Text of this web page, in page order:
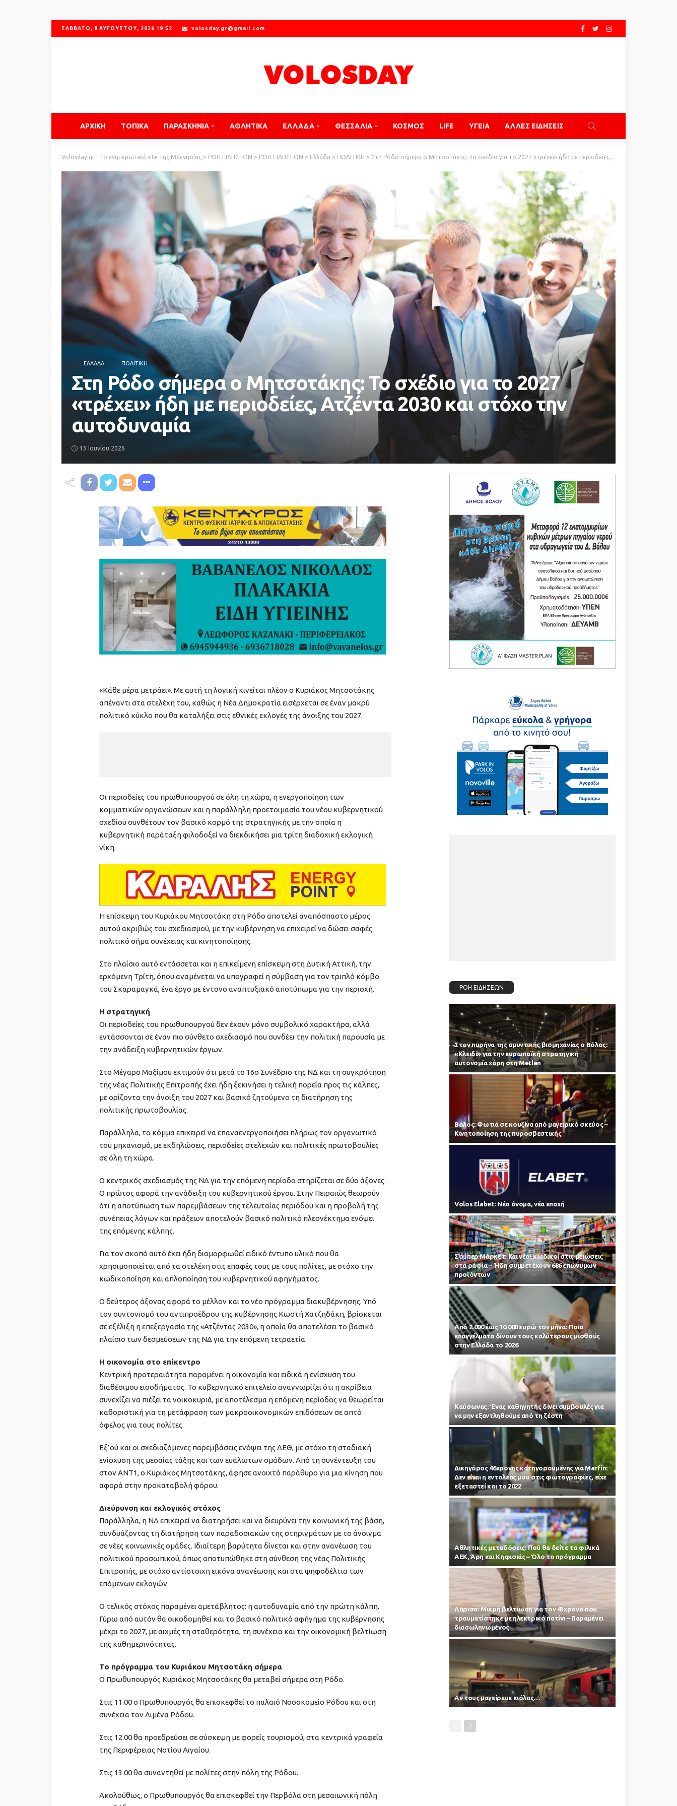
ΣΆΒΒΑΤΟ, 8 ΑΥΓΟΎΣΤΟΥ, 2026 19:52 volosday.gr@gmail.com
ΑΡΧΙΚΗ ΤΟΠΙΚΑ ΠΑΡΑΣΚΗΝΙΑ ΑΘΛΗΤΙΚΑ ΕΛΛΑΔΑ ΘΕΣΣΑΛΙΑ ΚΟΣΜΟΣ LIFE ΥΓΕΙΑ ΑΛΛΕΣ ΕΙΔΗΣΕΙΣ
Volosday.gr - Το ενημερωτικό site της Μαγνησίας > ΡΟΗ ΕΙΔΗΣΕΩΝ > ΡΟΗ ΕΙΔΗΣΕΩΝ > Ελλάδα > ΠΟΛΙΤΙΚΗ > Στη Ρόδο σήμερα ο Μητσοτάκης: Το σχέδιο για το 2027 «τρέχει» ήδη με περιοδείες, Ατζέντα 2030 και στόχο την αυτοδυναμία
ΕΛΛΆΔΑ ΠΟΛΙΤΙΚΗ
Στη Ρόδο σήμερα ο Μητσοτάκης: Το σχέδιο για το 2027
«τρέχει» ήδη με περιοδείες, Ατζέντα 2030 και στόχο την
αυτοδυναμία
13 Ιουνίου 2026
«Κάθε μέρα μετράει». Με αυτή τη λογική κινείται πλέον ο Κυριάκος Μητσοτάκης
απέναντι στα στελέχη του, καθώς η Νέα Δημοκρατία εισέρχεται σε έναν μακρύ
πολιτικό κύκλο που θα καταλήξει στις εθνικές εκλογές της άνοιξης του 2027.
Οι περιοδείες του πρωθυπουργού σε όλη τη χώρα, η ενεργοποίηση των
κομματικών οργανώσεων και η παράλληλη προετοιμασία του νέου κυβερνητικού
σχεδίου συνθέτουν τον βασικό κορμό της στρατηγικής με την οποία η
κυβερνητική παράταξη φιλοδοξεί να διεκδικήσει μια τρίτη διαδοχική εκλογική
νίκη.
Η επίσκεψη του Κυριάκου Μητσοτάκη στη Ρόδο αποτελεί αναπόσπαστο μέρος
αυτού ακριβώς του σχεδιασμού, με την κυβέρνηση να επιχειρεί να δώσει σαφές
πολιτικό σήμα συνέχειας και κινητοποίησης.
Στο πλαίσιο αυτό εντάσσεται και η επικείμενη επίσκεψη στη Δυτική Αττική, την
ερχόμενη Τρίτη, όπου αναμένεται να υπογραφεί η σύμβαση για τον τριπλό κόμβο
του Σκαραμαγκά, ένα έργο με έντονο αναπτυξιακό αποτύπωμα για την περιοχή.
Η στρατηγική
Οι περιοδείες του πρωθυπουργού δεν έχουν μόνο συμβολικό χαρακτήρα, αλλά
εντάσσονται σε έναν πιο σύνθετο σχεδιασμό που συνδέει την πολιτική παρουσία με
την ανάδειξη κυβερνητικών έργων.
Στο Μέγαρο Μαξίμου εκτιμούν ότι μετά το 16ο Συνέδριο της ΝΔ και τη συγκρότηση
της νέας Πολιτικής Επιτροπής έχει ήδη ξεκινήσει η τελική πορεία προς τις κάλπες,
με ορίζοντα την άνοιξη του 2027 και βασικό ζητούμενο τη διατήρηση της
πολιτικής πρωτοβουλίας.
Παράλληλα, το κόμμα επιχειρεί να επαναενεργοποιήσει πλήρως τον οργανωτικό
του μηχανισμό, με εκδηλώσεις, περιοδείες στελεχών και πολιτικές πρωτοβουλίες
σε όλη τη χώρα.
Ο κεντρικός σχεδιασμός της ΝΔ για την επόμενη περίοδο στηρίζεται σε δύο άξονες.
Ο πρώτος αφορά την ανάδειξη του κυβερνητικού έργου. Στην Πειραιώς θεωρούν
ότι η αποτύπωση των παρεμβάσεων της τελευταίας περιόδου και η προβολή της
συνέπειας λόγων και πράξεων αποτελούν βασικό πολιτικό πλεονέκτημα ενόψει
της επόμενης κάλπης.
Για τον σκοπό αυτό έχει ήδη διαμορφωθεί ειδικό έντυπο υλικό που θα
χρησιμοποιείται από τα στελέχη στις επαφές τους με τους πολίτες, με στόχο την
κωδικοποίηση και απλοποίηση του κυβερνητικού αφηγήματος.
Ο δεύτερος άξονας αφορά το μέλλον και το νέο πρόγραμμα διακυβέρνησης. Υπό
τον συντονισμό του αντιπροέδρου της κυβέρνησης Κωστή Χατζηδάκη, βρίσκεται
σε εξέλιξη η επεξεργασία της «Ατζέντας 2030», η οποία θα αποτελέσει το βασικό
πλαίσιο των δεσμεύσεων της ΝΔ για την επόμενη τετραετία.
Η οικονομία στο επίκεντρο
Κεντρική προτεραιότητα παραμένει η οικονομία και ειδικά η ενίσχυση του
διαθέσιμου εισοδήματος. Το κυβερνητικό επιτελείο αναγνωρίζει ότι η ακρίβεια
συνεχίζει να πιέζει τα νοικοκυριά, με αποτέλεσμα η επόμενη περίοδος να θεωρείται
καθοριστική για τη μετάφραση των μακροοικονομικών επιδόσεων σε απτό
όφελος για τους πολίτες.
Εξ’ού και οι σχεδιαζόμενες παρεμβάσεις ενόψει της ΔΕΘ, με στόχο τη σταδιακή
ενίσχυση της μεσαίας τάξης και των ευάλωτων ομάδων. Από τη συνέντευξη του
στον ΑΝΤ1, ο Κυριάκος Μητσοτάκης, άφησε ανοιχτό παράθυρο για μια κίνηση που
αφορά στην προκαταβολή φόρου.
Διεύρυνση και εκλογικός στόχος
Παράλληλα, η ΝΔ επιχειρεί να διατηρήσει και να διευρύνει την κοινωνική της βάση,
συνδυάζοντας τη διατήρηση των παραδοσιακών της στηριγμάτων με το άνοιγμα
σε νέες κοινωνικές ομάδες. Ιδιαίτερη βαρύτητα δίνεται και στην ανανέωση του
πολιτικού προσωπικού, όπως αποτυπώθηκε στη σύνθεση της νέας Πολιτικής
Επιτροπής, με στόχο αντίστοιχη εικόνα ανανέωσης και στα ψηφοδέλτια των
επόμενων εκλογών.
Ο τελικός στόχος παραμένει αμετάβλητος: η αυτοδυναμία από την πρώτη κάλπη.
Γύρω από αυτόν θα οικοδομηθεί και το βασικό πολιτικό αφήγημα της κυβέρνησης
μέχρι το 2027, με αιχμές τη σταθερότητα, τη συνέχεια και την οικονομική βελτίωση
της καθημερινότητας.
Το πρόγραμμα του Κυριάκου Μητσοτάκη σήμερα
Ο Πρωθυπουργός Κυριάκος Μητσοτάκης θα μεταβεί σήμερα στη Ρόδο.
Στις 11.00 ο Πρωθυπουργός θα επισκεφθεί το παλαιό Νοσοκομείο Ρόδου και στη
συνέχεια τον Λιμένα Ρόδου.
Στις 12.00 θα προεδρεύσει σε σύσκεψη με φορείς τουρισμού, στα κεντρικά γραφεία
της Περιφέρειας Νοτίου Αιγαίου.
Στις 13.00 θα συναντηθεί με πολίτες στην πόλη της Ρόδου.
Ακολούθως, ο Πρωθυπουργός θα επισκεφθεί την Περβόλα στη μεσαιωνική πόλη
ΡΟΗ ΕΙΔΗΣΕΩΝ
Στον πυρήνα της αμυντικής βιομηχανίας ο Βόλος:
«Κλειδί» για την ευρωπαϊκή στρατηγική
αυτονομία χάρη στη Metlen
Βόλος: Φωτιά σε κουζίνα από μαγειρικό σκεύος –
Κινητοποίηση της πυροσβεστικής
Volos Elabet: Νέο όνομα, νέα εποχή
Σούπερ Μάρκετ: Και νέοι κωδικοί στις μειώσεις
στα ράφια – Ήδη συμμετέχουν 686 επώνυμων
προϊόντων
Από 2.000 έως 10.000 ευρώ τον μήνα: Ποια
επαγγέλματα δίνουν τους καλύτερους μισθούς
στην Ελλάδα το 2026
Kαύσωνας: Ένας καθηγητής δίνει συμβουλές για
να μην εξαντληθούμε από τη ζέστη
Δικηγόρος 46χρονης κατηγορουμένης για Marfin:
Δεν είναι η εντολέας μου στις φωτογραφίες, είχε
εξεταστεί και το 2022
Αθλητικές μεταδόσεις: Πού θα δείτε τα φιλικά
ΑΕΚ, Άρη και Κηφισιάς – Όλο το πρόγραμμα
Λάρισα: Μικρή βελτίωση για τον 43χρονο που
τραυματίστηκε με ηλεκτρικό πατίνι – Παραμένει
διασωληνωμένος
Αν τους μαγείρευε κιόλας…